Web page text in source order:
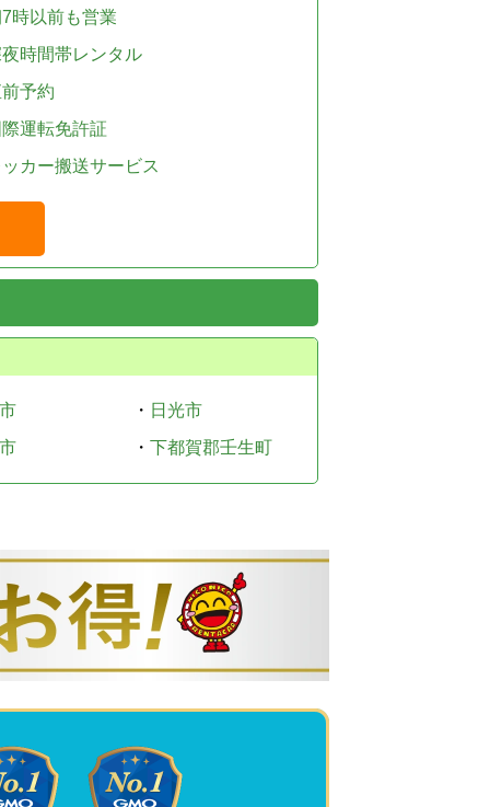
時以前も営業
時間帯レンタル
予約
運転免許証
カー搬送サービス
・ 日光市
・ 下都賀郡壬生町